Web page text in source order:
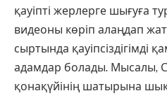
қауіпті жерлерге шығуға
видеоны көріп алаңдап
сыртында қауіпсіздігімді
адамдар болады. Мысалы,
қонақүйінің шатырына